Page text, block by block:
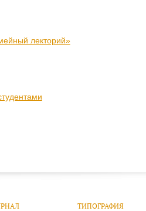
лекторий»
ТИПОГРАФИЯ